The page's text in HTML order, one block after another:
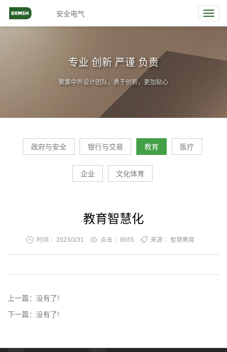
安全电气
专业 创新 严谨 负责
聚集中外设计团队，勇于创新，更加贴心
政府与安全 银行与交易 教育 医疗
企业 文化体育
教育智慧化
时间 ：2023/3/31 点击 ： 8655 来源 ：智慧教育
上一篇： 没有了!
下一篇： 没有了!